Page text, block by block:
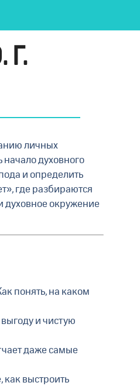
Г.
личных
начало духовного
и определить
где разбираются
духовное окружение
понять, на каком
и чистую
даже самые
как выстроить